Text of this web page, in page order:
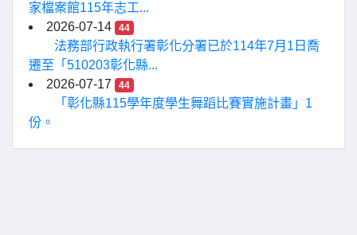
家檔案館115年志工...
2026-07-14
44
法務部行政執行署彰化分署已於114年7月1日喬
遷至「510203彰化縣...
2026-07-17
44
「彰化縣115學年度學生舞蹈比賽實施計畫」1
份。